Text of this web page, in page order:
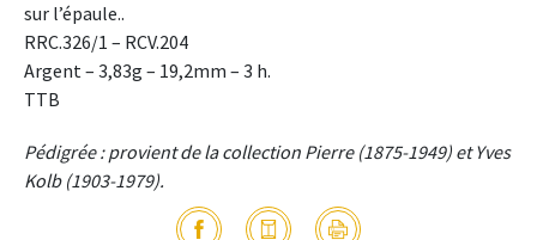
sur l’épaule..
RRC.326/1 – RCV.204
Argent – 3,83g – 19,2mm – 3 h.
TTB
Pédigrée : provient de la collection Pierre (1875-1949) et Yves
Kolb (1903-1979).